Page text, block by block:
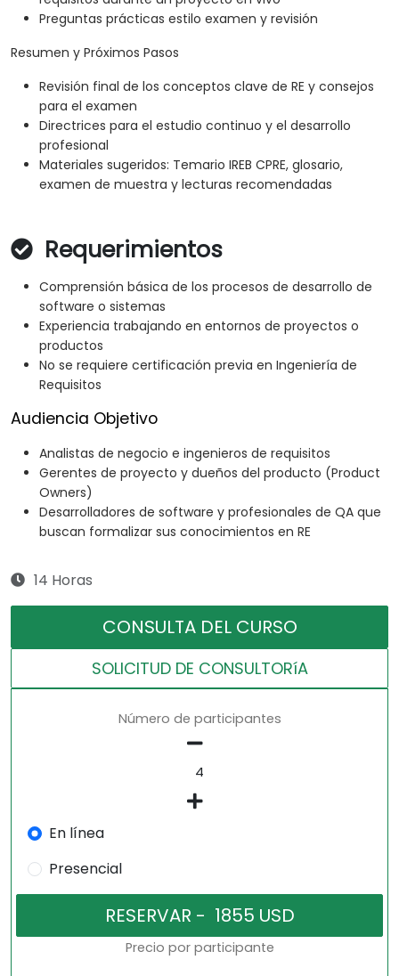
Preguntas prácticas estilo examen y revisión
Resumen y Próximos Pasos
Revisión final de los conceptos clave de RE y consejos
para el examen
Directrices para el estudio continuo y el desarrollo
profesional
Materiales sugeridos: Temario IREB CPRE, glosario,
examen de muestra y lecturas recomendadas
Requerimientos
Comprensión básica de los procesos de desarrollo de
software o sistemas
Experiencia trabajando en entornos de proyectos o
productos
No se requiere certificación previa en Ingeniería de
Requisitos
Audiencia Objetivo
Analistas de negocio e ingenieros de requisitos
Gerentes de proyecto y dueños del producto (Product
Owners)
Desarrolladores de software y profesionales de QA que
buscan formalizar sus conocimientos en RE
14 Horas
CONSULTA DEL CURSO
SOLICITUD DE CONSULTORíA
Número de participantes
En línea
Presencial
Precio por participante